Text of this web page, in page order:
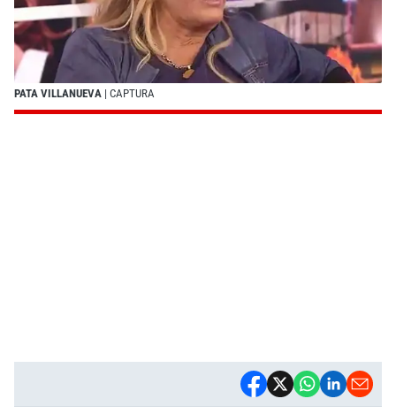
PATA VILLANUEVA | CAPTURA